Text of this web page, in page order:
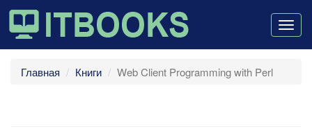
Главная Книги Web Client Programming with Perl